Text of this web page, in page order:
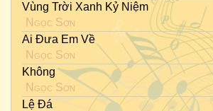
Vùng Trời Xanh Kỷ Niệm
Ngọc Sơn
Ai Đưa Em Về
Ngọc Sơn
Không
Ngọc Sơn
Lệ Đá